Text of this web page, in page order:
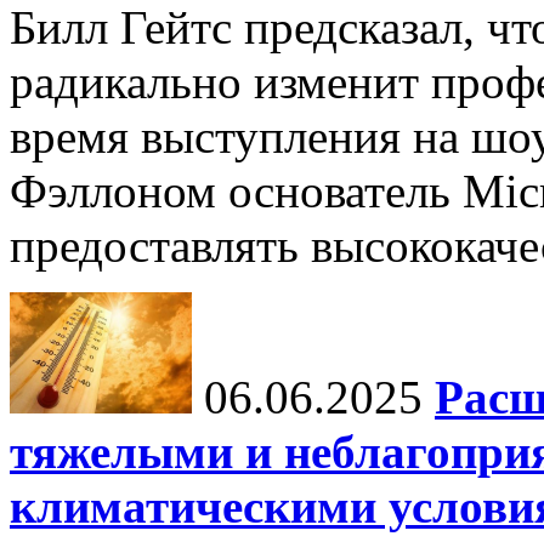
Билл Гейтс предсказал,
радикально изменит
время выступления на
Фэллоном основатель
предоставлять
06.06.2025
тяжелыми и
климатическими